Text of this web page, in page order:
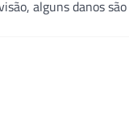
alguns danos